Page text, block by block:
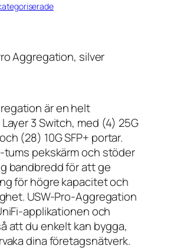
Aggregation, silver
är en helt
3 Switch, med (4) 25G
(28) 10G SFP+ portar.
tums pekskärm och stöder
bandbredd för att ge
för högre kapacitet och
USW-Pro-Aggregation
applikationen och
att du enkelt kan bygga,
dina företagsnätverk.